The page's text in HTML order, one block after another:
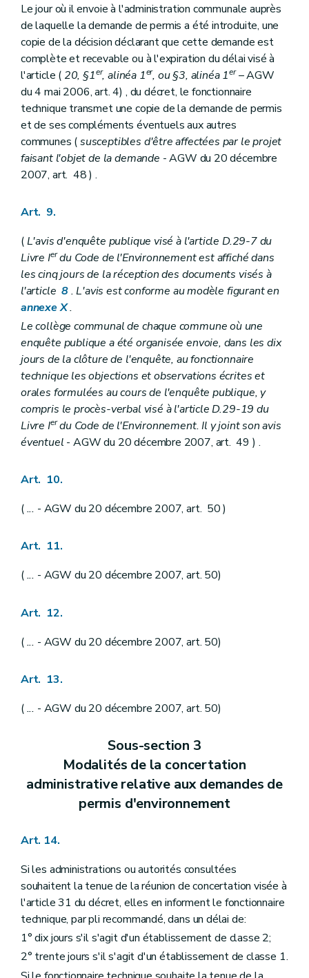
Le jour où il envoie à l'administration communale auprès
de laquelle la demande de permis a été introduite, une
copie de la décision déclarant que cette demande est
complète et recevable ou à l'expiration du délai visé à
l'article ( 20, §1er, alinéa 1er, ou §3, alinéa 1er– AGW
du 4 mai 2006, art. 4) , du décret, le fonctionnaire
technique transmet une copie de la demande de permis
et de ses compléments éventuels aux autres
communes (susceptibles d'être affectées par le projet
faisant l'objet de la demande - AGW du 20 décembre
2007, art. 48 ) .
Art. 9.
(L'avis d'enquête publique visé à l'article D.29-7 du
Livre Ierdu Code de l'Environnement est affiché dans
les cinq jours de la réception des documents visés à
l'article8. L'avis est conforme au modèle figurant en
annexe X.
Le collège communal de chaque commune où une
enquête publique a été organisée envoie, dans les dix
jours de la clôture de l'enquête, au fonctionnaire
technique les objections et observations écrites et
orales formulées au cours de l'enquête publique, y
compris le procès-verbal visé à l'article D.29-19 du
Livre Ierdu Code de l'Environnement. Il y joint son avis
éventuel - AGW du 20 décembre 2007, art. 49 ) .
Art. 10.
(... - AGW du 20 décembre 2007, art. 50 )
Art. 11.
(... - AGW du 20 décembre 2007, art. 50)
Art. 12.
(... - AGW du 20 décembre 2007, art. 50)
Art. 13.
(... - AGW du 20 décembre 2007, art. 50)
Sous-section 3
Modalités de la concertation
administrative relative aux demandes de
permis d'environnement
Art. 14.
Si les administrations ou autorités consultées
souhaitent la tenue de la réunion de concertation visée à
l'article 31 du décret, elles en informent le fonctionnaire
technique, par pli recommandé, dans un délai de:
1° dix jours s'il s'agit d'un établissement de classe 2;
2° trente jours s'il s'agit d'un établissement de classe 1.